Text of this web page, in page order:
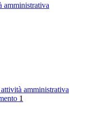
amministrativa
amministrativa
1